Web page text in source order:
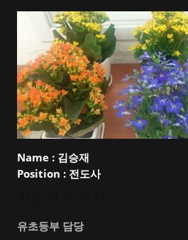
Name : 김승재
Position : 전도사
유초등부 담당